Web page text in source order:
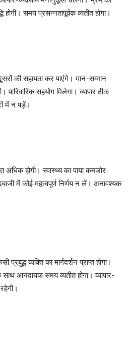
समय प्रसन्नतापूर्वक व्यतीत होगा।
की सहायता कर पाएंगे। मान-सम्मान
सहयोग मिलेगा। व्यापार ठीक
में न पड़ें।
होगी। स्वास्थ्य का पाया कमजोर
में कोई महत्वपूर्ण निर्णय न लें। अनावश्यक
व्यक्ति का मार्गदर्शन प्राप्त होगा।
साथ आनंदायक समय व्यतीत होगा। व्यापार-